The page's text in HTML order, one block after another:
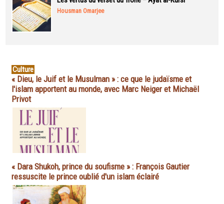
Housman Omarjee
Culture
« Dieu, le Juif et le Musulman » : ce que le judaïsme et
l'islam apportent au monde, avec Marc Neiger et Michaël
Privot
« Dara Shukoh, prince du soufisme » : François Gautier
ressuscite le prince oublié d'un islam éclairé